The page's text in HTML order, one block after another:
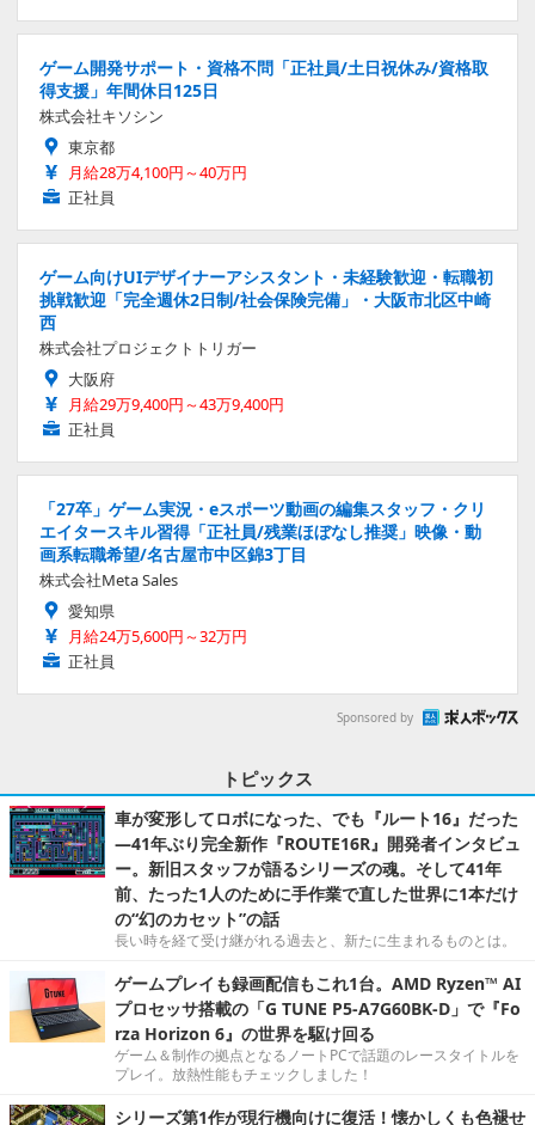
ゲーム開発サポート・資格不問「正社員/土日祝休み/資格取
得支援」年間休日125日
株式会社キソシン
東京都
月給28万4,100円～40万円
正社員
ゲーム向けUIデザイナーアシスタント・未経験歓迎・転職初
挑戦歓迎「完全週休2日制/社会保険完備」・大阪市北区中崎
西
株式会社プロジェクトトリガー
大阪府
月給29万9,400円～43万9,400円
正社員
「27卒」ゲーム実況・eスポーツ動画の編集スタッフ・クリ
エイタースキル習得「正社員/残業ほぼなし推奨」映像・動
画系転職希望/名古屋市中区錦3丁目
株式会社Meta Sales
愛知県
月給24万5,600円～32万円
正社員
Sponsored by
トピックス
車が変形してロボになった、でも『ルート16』だった
―41年ぶり完全新作『ROUTE16R』開発者インタビュ
ー。新旧スタッフが語るシリーズの魂。そして41年
前、たった1人のために手作業で直した世界に1本だけ
の“幻のカセット”の話
長い時を経て受け継がれる過去と、新たに生まれるものとは。
ゲームプレイも録画配信もこれ1台。AMD Ryzen™ AI
プロセッサ搭載の「G TUNE P5-A7G60BK-D」で『Fo
rza Horizon 6』の世界を駆け回る
ゲーム＆制作の拠点となるノートPCで話題のレースタイトルを
プレイ。放熱性能もチェックしました！
シリーズ第1作が現行機向けに復活！懐かしくも色褪せ